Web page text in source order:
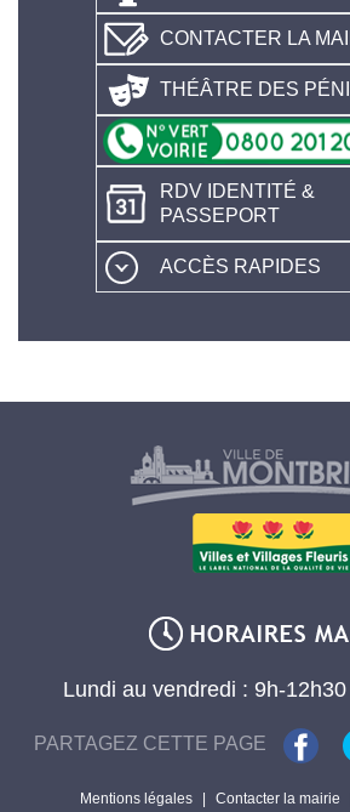
CONTACTER LA
THÉÂTRE DES
RDV IDENTITÉ &
PASSEPORT
ACCÈS RAPIDES
Lundi au vendredi : 9h-
PARTAGEZ CETTE PAGE
Mentions légales | Contacter la mairie